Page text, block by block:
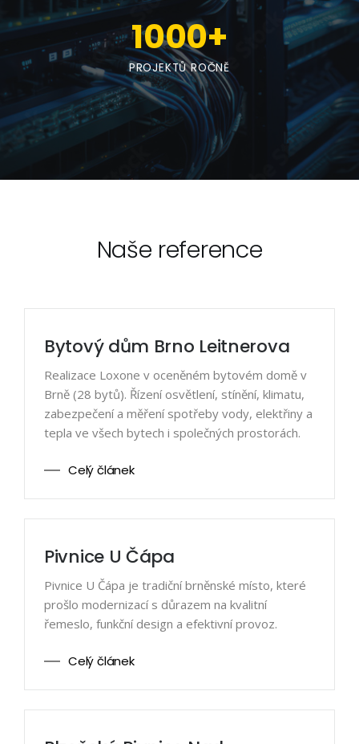
1000+
PROJEKTŮ ROČNĚ
Naše reference
Bytový dům Brno Leitnerova
Realizace Loxone v oceněném bytovém domě v
Brně (28 bytů). Řízení osvětlení, stínění, klimatu,
zabezpečení a měření spotřeby vody, elektřiny a
tepla ve všech bytech i společných prostorách.
Celý článek
Pivnice U Čápa
Pivnice U Čápa je tradiční brněnské místo, které
prošlo modernizací s důrazem na kvalitní
řemeslo, funkční design a efektivní provoz.
Celý článek